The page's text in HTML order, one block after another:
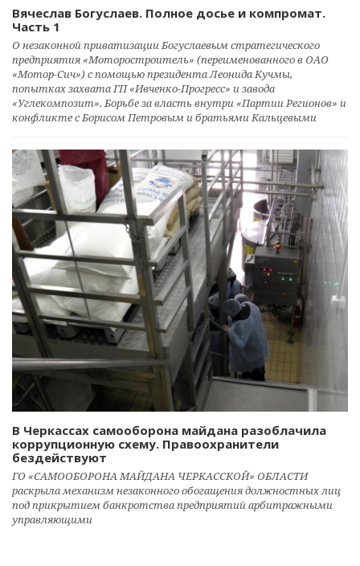
Вячеслав Богуслаев. Полное досье и компромат.
Часть 1
О незаконной приватизации Богуслаевым стратегического
предприятия «Моторостроитель» (переименованного в ОАО
«Мотор-Сич») с помощью президента Леонида Кучмы,
попытках захвата ГП «Ивченко-Прогресс» и завода
«Углекомпозит». Борьбе за власть внутри «Партии Регионов» и
конфликте с Борисом Петровым и братьями Кальцевыми
В Черкассах самооборона майдана разоблачила
коррупционную схему. Правоохранители
бездействуют
ГО «САМООБОРОНА МАЙДАНА ЧЕРКАССКОЙ» ОБЛАСТИ
раскрыла механизм незаконного обогащения должностных лиц
под прикрытием банкротства предприятий арбитражными
управляющими